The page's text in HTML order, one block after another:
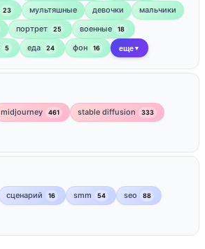
23 мультяшные девочки
мальчики
портрет 25 военные 18
5 еда 24 фон 16 еще ▼
midjourney 461 stable diffusion 333
сценарий 16 smm 54 seo 88